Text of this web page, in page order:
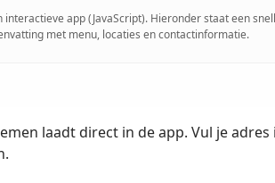
interactieve app (JavaScript). Hieronder staat een
met menu, locaties en contactinformatie.
laadt direct in de app. Vul je